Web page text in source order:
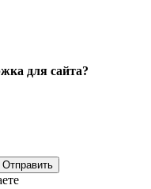
для сайта?
Отправить